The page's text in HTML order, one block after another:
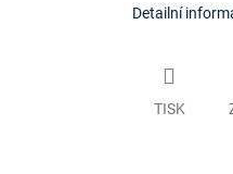
Detailní
TISK